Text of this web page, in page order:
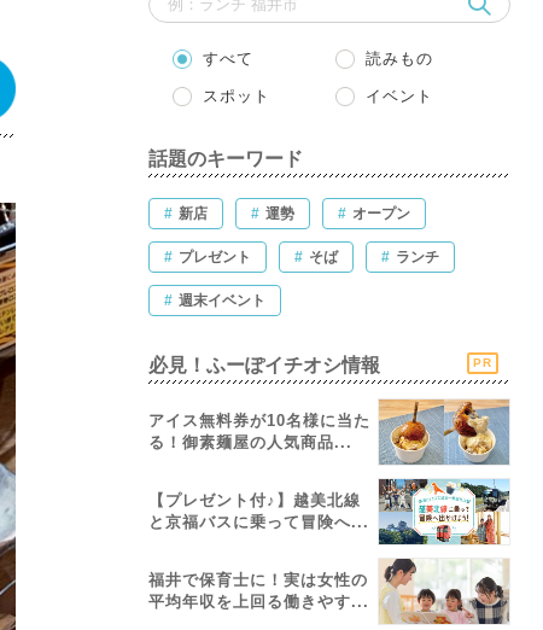
すべて 読みもの
スポット イベント
話題のキーワード
# 新店 # 運勢 # オープン
# プレゼント # そば # ランチ
# 週末イベント
必見！ふーぽイチオシ情報 PR
アイス無料券が10名様に当た
る！御素麺屋の人気商品...
【プレゼント付♪】越美北線
と京福バスに乗って冒険へ...
福井で保育士に！実は女性の
平均年収を上回る働きやす...